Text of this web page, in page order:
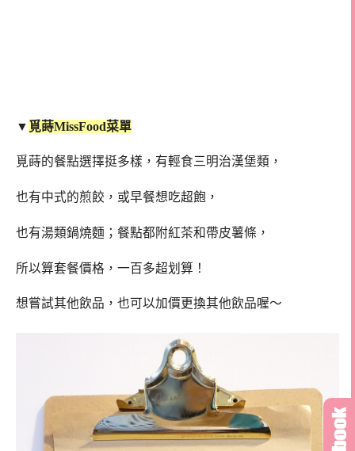
▼ 覓蒔MissFood菜單
覓蒔的餐點選擇挺多樣，有輕食三明治漢堡類，
也有中式的煎餃，或早餐想吃超飽，
也有湯類鍋燒麵；餐點都附紅茶和帶皮薯條，
所以算套餐價格，一百多超划算！
想嘗試其他飲品，也可以加價更換其他飲品喔～